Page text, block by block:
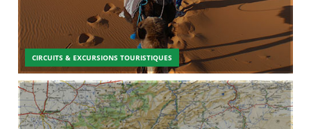
CIRCUITS & EXCURSIONS TOURISTIQUES